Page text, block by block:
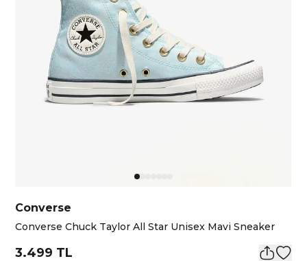
Converse
Converse Chuck Taylor All Star Unisex Mavi Sneaker
3.499 TL